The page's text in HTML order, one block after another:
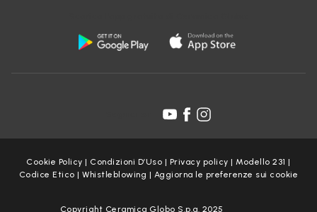
Cookie Policy | Condizioni D’Uso | Privacy policy |Modello 231 |
Codice Etico |Whistleblowing | Aggiorna le preferenze sui cookie
Copyright Ceramica Globo S.p.a. 2025